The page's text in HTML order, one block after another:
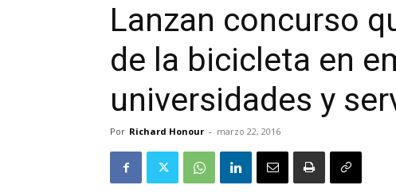
Lanzan concurso
de la bicicleta en
universidades y
Por Richard Honour - marzo 22, 2016